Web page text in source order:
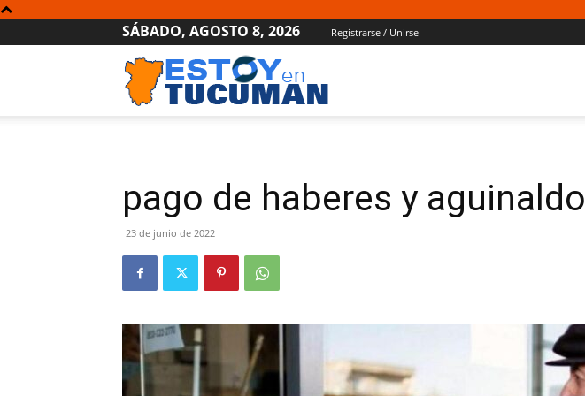
SÁBADO, AGOSTO 8, 2026 Registrarse / Unirse
pago de haberes y aguinaldo
23 de junio de 2022